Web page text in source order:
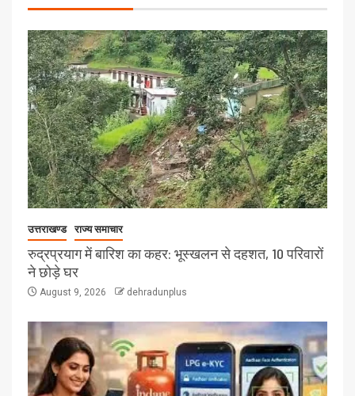
उत्तराखण्ड राज्य समाचार
रुद्रप्रयाग में बारिश का कहर: भूस्खलन से दहशत, 10 परिवारों
ने छोड़े घर
August 9, 2026 dehradunplus